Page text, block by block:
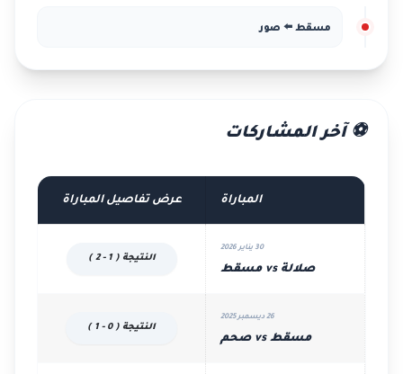
مسقط ⬅️ صور
⚽ آخر المشاركات
المباراة عرض تفاصيل المباراة
30 يناير 2026
صلالة vs مسقط
النتيجة ( 1 - 2 )
26 ديسمبر 2025
مسقط vs صحم
النتيجة ( 0 - 1 )